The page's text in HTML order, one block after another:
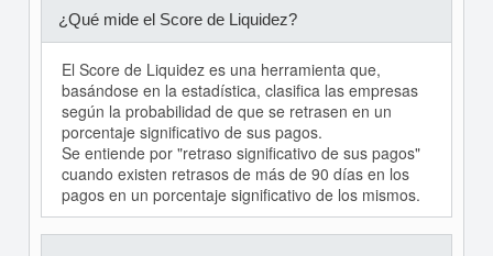
¿Qué mide el Score de Liquidez?
El Score de Liquidez es una herramienta que,
basándose en la estadística, clasifica las empresas
según la probabilidad de que se retrasen en un
porcentaje significativo de sus pagos.
Se entiende por "retraso significativo de sus pagos"
cuando existen retrasos de más de 90 días en los
pagos en un porcentaje significativo de los mismos.